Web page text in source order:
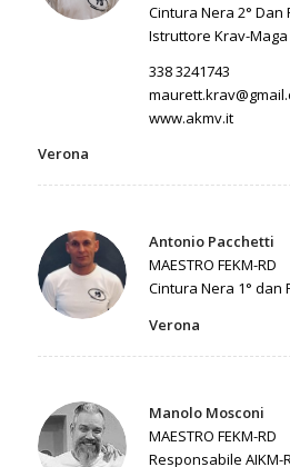
Cintura Nera 2° Dan
Istruttore Krav-Maga
338 3241743
www.akmv.it
Verona
Antonio Pacchetti
MAESTRO FEKM-RD
Cintura Nera 1° dan
Verona
Manolo Mosconi
MAESTRO FEKM-RD
Responsabile AIKM-